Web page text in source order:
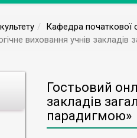
Кафедра початкової
виховання учнів
Гостьовий
закладів
парадигмою»